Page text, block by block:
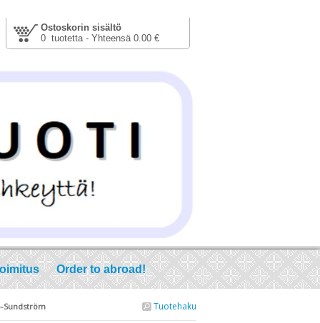
Ostoskorin sisältö
0 tuotetta - Yhteensä 0.00 €
Order to abroad!
Tuotehaku
Sundström